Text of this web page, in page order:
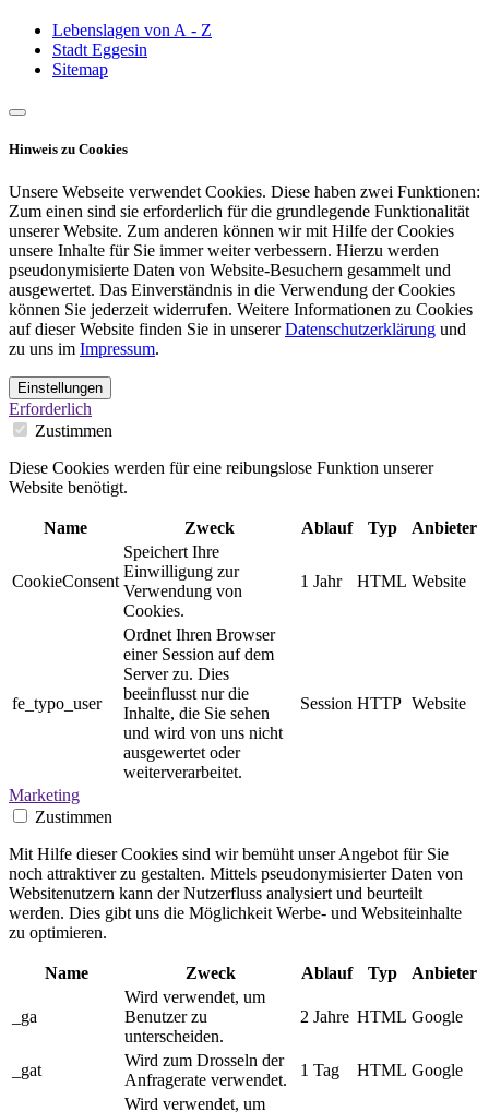
Lebenslagen von A - Z
Stadt Eggesin
Sitemap
Hinweis zu Cookies
Unsere Webseite verwendet Cookies. Diese haben zwei Funktionen:
Zum einen sind sie erforderlich für die grundlegende Funktionalität
unserer Website. Zum anderen können wir mit Hilfe der Cookies
unsere Inhalte für Sie immer weiter verbessern. Hierzu werden
pseudonymisierte Daten von Website-Besuchern gesammelt und
ausgewertet. Das Einverständnis in die Verwendung der Cookies
können Sie jederzeit widerrufen. Weitere Informationen zu Cookies
auf dieser Website finden Sie in unsererDatenschutzerklärung und
zu uns im Impressum.
Einstellungen
Erforderlich
Zustimmen
Diese Cookies werden für eine reibungslose Funktion unserer
Website benötigt.
Name Zweck Ablauf Typ Anbieter
CookieConsent
Speichert Ihre
Einwilligung zur
Verwendung von
Cookies.
1 Jahr HTML Website
fe_typo_user
Ordnet Ihren Browser
einer Session auf dem
Server zu. Dies
beeinflusst nur die
Inhalte, die Sie sehen
und wird von uns nicht
ausgewertet oder
weiterverarbeitet.
Session HTTP Website
Marketing
Zustimmen
Mit Hilfe dieser Cookies sind wir bemüht unser Angebot für Sie
noch attraktiver zu gestalten. Mittels pseudonymisierter Daten von
Websitenutzern kann der Nutzerfluss analysiert und beurteilt
werden. Dies gibt uns die Möglichkeit Werbe- und Websiteinhalte
zu optimieren.
Name Zweck Ablauf Typ Anbieter
_ga
Wird verwendet, um
Benutzer zu
unterscheiden.
2 Jahre HTML Google
_gat
Wird zum Drosseln der
Anfragerate verwendet.
1 Tag HTML Google
Wird verwendet, um